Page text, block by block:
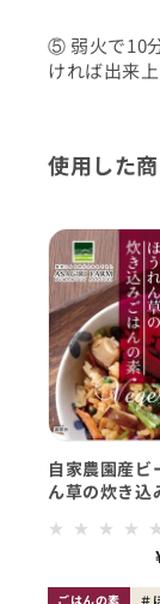
⑤ 弱火で10
ければ出来上
使用した
自家農園産ビ
ん草の炊き込
ごはんの素